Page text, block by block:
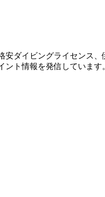
ダイビングライセンス
ト情報を発信しています